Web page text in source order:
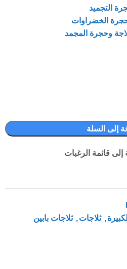
التجميد
حجرة الخضراوات
وحجرة المجمد
إلى السلة
إلى قائمة الرغبات
, ثلاجات, ثلاجات بابين